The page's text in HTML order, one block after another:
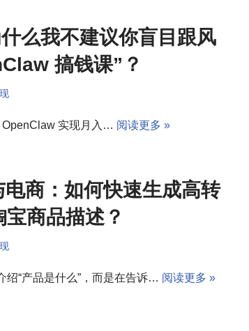
么我不建议你盲目跟风
搞钱课”？
OpenClaw 实现月入… 阅读更多 »
商：如何快速生成高转
商品描述？
绍“产品是什么”，而是在告诉… 阅读更多 »